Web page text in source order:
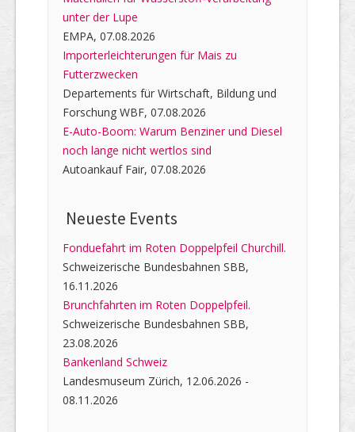
unter der Lupe
EMPA, 07.08.2026
Importerleichterungen für Mais zu
Futterzwecken
Departements für Wirtschaft, Bildung und
Forschung WBF, 07.08.2026
E-Auto-Boom: Warum Benziner und Diesel
noch lange nicht wertlos sind
Autoankauf Fair, 07.08.2026
Neueste Events
Fonduefahrt im Roten Doppelpfeil Churchill.
Schweizerische Bundesbahnen SBB,
16.11.2026
Brunchfahrten im Roten Doppelpfeil.
Schweizerische Bundesbahnen SBB,
23.08.2026
Bankenland Schweiz
Landesmuseum Zürich, 12.06.2026 -
08.11.2026